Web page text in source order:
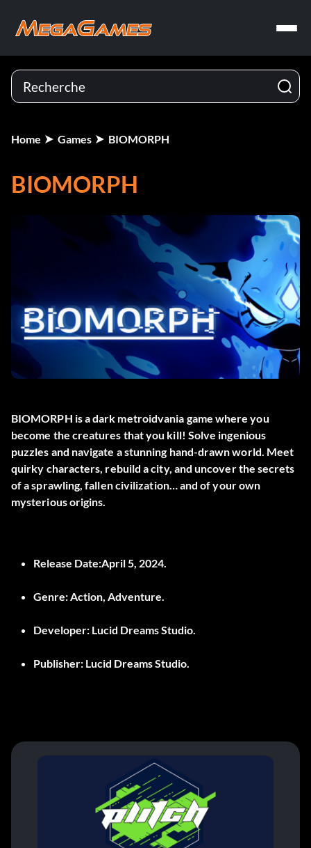
Home Games BIOMORPH
BIOMORPH
BIOMORPH is a dark metroidvania game where you
become the creatures that you kill! Solve ingenious
puzzles and navigate a stunning hand-drawn world. Meet
quirky characters, rebuild a city, and uncover the secrets
of a sprawling, fallen civilization… and of your own
mysterious origins.
Release Date:April 5, 2024.
Genre: Action, Adventure.
Developer: Lucid Dreams Studio.
Publisher: Lucid Dreams Studio.